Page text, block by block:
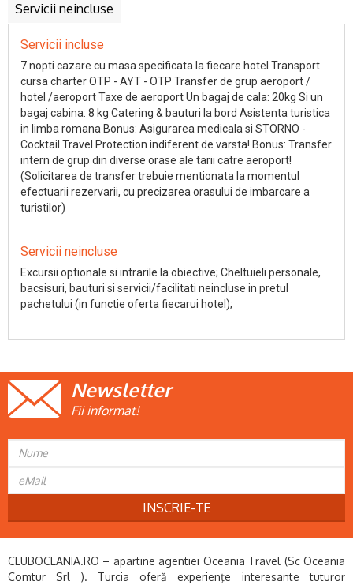
Servicii neincluse
Servicii incluse
7 nopti cazare cu masa specificata la fiecare hotel Transport
cursa charter OTP - AYT - OTP Transfer de grup aeroport /
hotel /aeroport Taxe de aeroport Un bagaj de cala: 20kg Si un
bagaj cabina: 8 kg Catering & bauturi la bord Asistenta turistica
in limba romana Bonus: Asigurarea medicala si STORNO -
Cocktail Travel Protection indiferent de varsta! Bonus: Transfer
intern de grup din diverse orase ale tarii catre aeroport!
(Solicitarea de transfer trebuie mentionata la momentul
efectuarii rezervarii, cu precizarea orasului de imbarcare a
turistilor)
Servicii neincluse
Excursii optionale si intrarile la obiective; Cheltuieli personale,
bacsisuri, bauturi si servicii/facilitati neincluse in pretul
pachetului (in functie oferta fiecarui hotel);
Newsletter
Fii informat!
INSCRIE-TE
CLUBOCEANIA.RO – apartine agentiei Oceania Travel (Sc Oceania
Comtur Srl ). Turcia oferă experienţe interesante tuturor